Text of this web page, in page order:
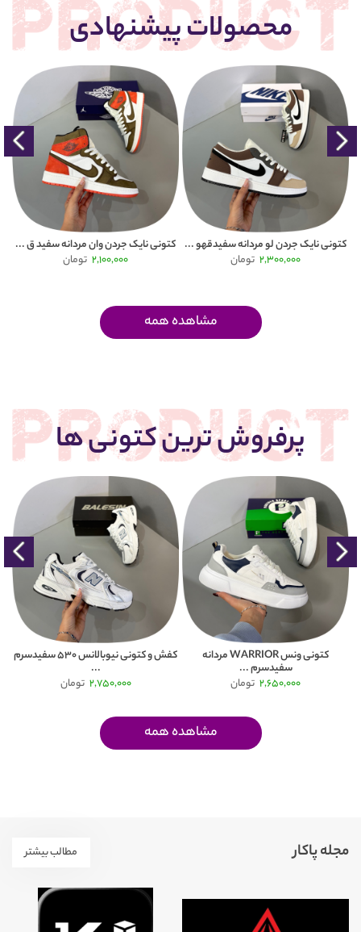
محصولات پیشنهادی
کتونی نایک جردن لو مردانه سفیدقهو ...
2,300,000 تومان
کتونی نایک جردن وان مردانه سفید ق ...
2,100,000 تومان
مشاهده همه
پرفروش ترین کتونی ها
کتونی ونس WARRIOR مردانه
سفیدسرم ...
2,650,000 تومان
کفش و کتونی نیوبالانس 530 سفیدسرم
...
2,750,000 تومان
مشاهده همه
مجله پاکار مطالب بیشتر